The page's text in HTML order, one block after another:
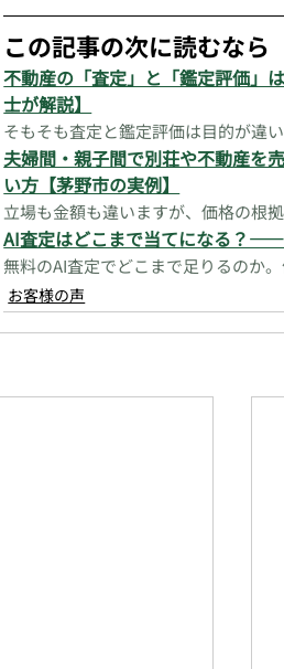
この記事の次に読むなら
不動産の「査定」と「鑑定評価」
士が解説】
そもそも査定と鑑定評価は目的が違
夫婦間・親子間で別荘や不動産を
い方【茅野市の実例】
立場も金額も違いますが、価格の根
AI査定はどこまで当てになる？——
無料のAI査定でどこまで足りるのか
お客様の声